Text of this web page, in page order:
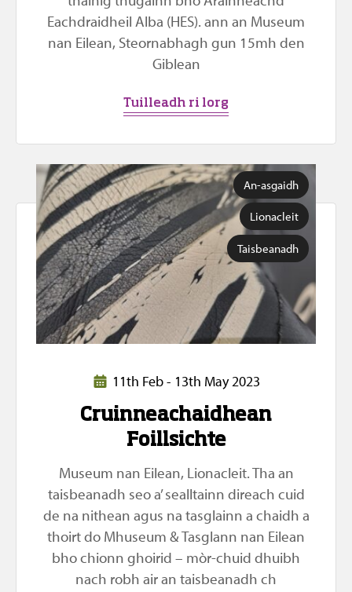
Eachdraidheil Alba (HES). ann an Museum
nan Eilean, Steornabhagh gun 15mh den
Giblean
Tuilleadh ri lorg
An-asgaidh
Lionacleit
Taisbeanadh
11th Feb - 13th May 2023
Cruinneachaidhean
Foillsichte
Museum nan Eilean, Lionacleit. Tha an
taisbeanadh seo a’ sealltainn direach cuid
de na nithean agus na tasglainn a chaidh a
thoirt do Mhuseum & Tasglann nan Eilean
bho chionn ghoirid – mòr-chuid dhuibh
nach robh air an taisbeanadh ch